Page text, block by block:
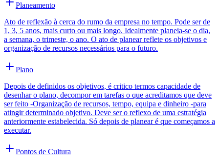
Planeamento
Ato de reflexão à cerca do rumo da empresa no tempo. Pode ser de
1, 3, 5 anos, mais curto ou mais longo. Idealmente planeia-se o dia,
a semana, o trimeste, o ano. O ato de planear reflete os objetivos e
organização de recursos necessários para o futuro.
Plano
Depois de definidos os objetivos, é critico termos capacidade de
desenhar o plano, decompor em tarefas o que acreditamos que deve
ser feito -Organização de recursos, tempo, equipa e dinheiro -para
atingir determinado objetivo. Deve ser o reflexo de uma estratégia
anteriormente estabelecida. Só depois de planear é que começamos a
executar.
Pontos de Cultura